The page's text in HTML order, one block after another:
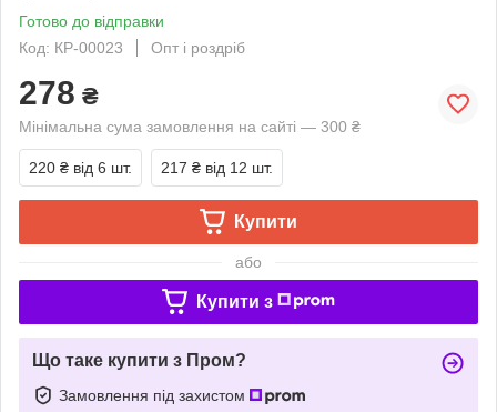
Готово до відправки
Код: КР-00023
Опт і роздріб
278 ₴
Мінімальна сума замовлення на сайті — 300 ₴
220 ₴ від 6 шт. 217 ₴ від 12 шт.
Купити
або
Купити з
Що таке купити з Пром?
Замовлення під захистом